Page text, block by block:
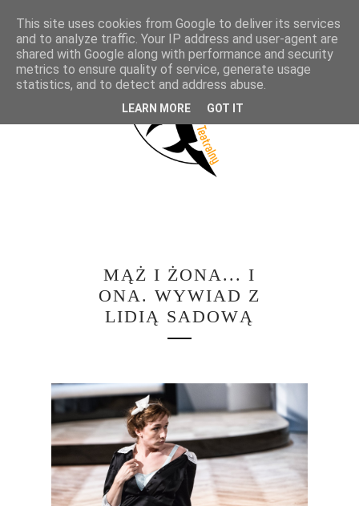
MĄŻ I ŻONA... I
ONA. WYWIAD Z
LIDIĄ SADOWĄ
This site uses cookies from Google to deliver its services
and to analyze traffic. Your IP address and user-agent are
shared with Google along with performance and security
metrics to ensure quality of service, generate usage
statistics, and to detect and address abuse.
LEARN MORE GOT IT